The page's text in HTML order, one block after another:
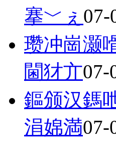
搴﹀ぇ 07-
瓒冲崗灏
閫犲亣07-
鏂颁汉鎷
涓婂満07-